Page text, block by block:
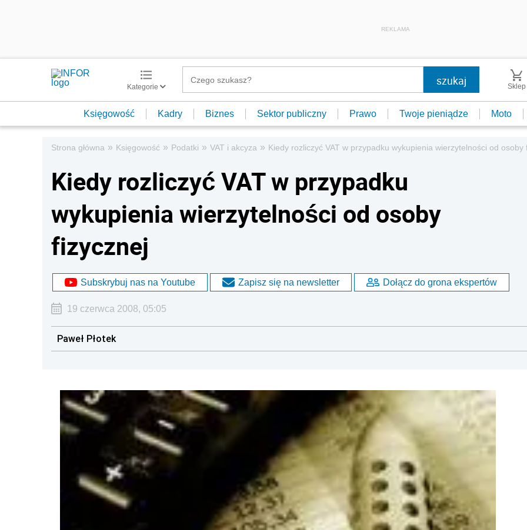
REKLAMA
Kategorie Sklep
Księgowość Kadry Biznes Sektor publiczny Prawo Twoje pieniądze Moto
Strona główna » Księgowość » Podatki » VAT i akcyza » Kiedy rozliczyć VAT w przypadku wykupienia wierzytelności od osoby
Kiedy rozliczyć VAT w przypadku
wykupienia wierzytelności od osoby
fizycznej
Subskrybuj nas na Youtube Zapisz się na newsletter Dołącz do grona ekspertów
19 czerwca 2008, 05:05
Paweł Płotek